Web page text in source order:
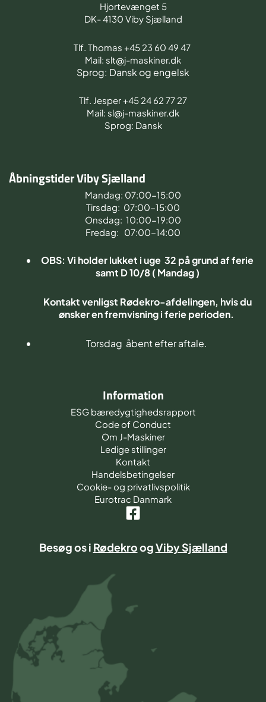
Hjortevænget 5
DK- 4130 Viby Sjælland
Tlf. Thomas +45 23 60 49 47
Mail: slt@j-maskiner.dk
Sprog: Dansk og engelsk
Tlf. Jesper +45 24 62 77 27
Mail: sl@j-maskiner.dk
Sprog: Dansk
Åbningstider Viby Sjælland
Mandag: 07:00-15:00
Tirsdag: 07:00-15:00
Onsdag: 10:00-19:00
Fredag: 07:00-14:00
OBS: Vi holder lukket i uge 32 på grund af ferie
samt D 10/8 ( Mandag )
Kontakt venligst Rødekro-afdelingen, hvis du
ønsker en fremvisning i ferie perioden.
Torsdag åbent efter aftale.
Information
ESG bæredygtighedsrapport
Code of Conduct
Om J-Maskiner
Ledige stillinger
Kontakt
Handelsbetingelser
Cookie- og privatlivspolitik
Eurotrac Danmark
Besøg os i RødekroogViby Sjælland